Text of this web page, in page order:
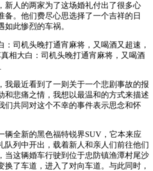
新人的两家为了这场婚礼付出了很多心
备。他们费尽心思选择了一个吉祥的日
如此惨烈的车祸。
我最近看到了一则关于一个悲剧事故的报
和悲痛之情，我想以最温和的方式来描述
们共同对这个不幸的事件表示思念和怀
辆全新的黑色福特锐界SUV，它本来应
队列中开出，载着新人和亲人们前往他们
当这辆婚车行驶到位于忠防镇渔潭村尾沙
换了车道，进入了对向车道。与此同时，